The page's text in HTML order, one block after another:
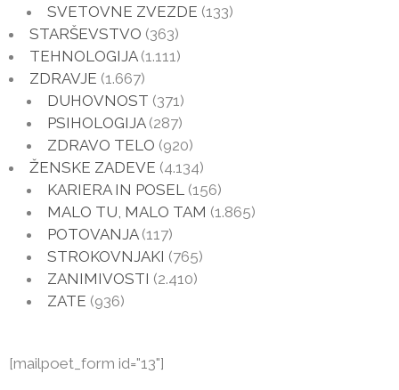
SVETOVNE ZVEZDE (133)
STARŠEVSTVO (363)
TEHNOLOGIJA(1.111)
ZDRAVJE (1.667)
DUHOVNOST (371)
PSIHOLOGIJA(287)
ZDRAVO TELO (920)
ŽENSKE ZADEVE (4.134)
KARIERA IN POSEL (156)
MALO TU, MALO TAM (1.865)
POTOVANJA(117)
STROKOVNJAKI (765)
ZANIMIVOSTI (2.410)
ZATE (936)
[mailpoet_form id="13"]